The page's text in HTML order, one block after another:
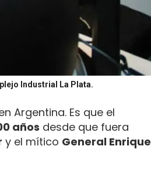
Industrial La Plata.
Argentina. Es que el
años desde que fuera
y el mítico General Enrique